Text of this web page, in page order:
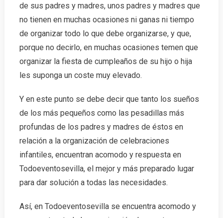
de sus padres y madres, unos padres y madres que
no tienen en muchas ocasiones ni ganas ni tiempo
de organizar todo lo que debe organizarse, y que,
porque no decirlo, en muchas ocasiones temen que
organizar la fiesta de cumpleaños de su hijo o hija
les suponga un coste muy elevado.
Y en este punto se debe decir que tanto los sueños
de los más pequeños como las pesadillas más
profundas de los padres y madres de éstos en
relación a la organización de celebraciones
infantiles, encuentran acomodo y respuesta en
Todoeventosevilla, el mejor y más preparado lugar
para dar solución a todas las necesidades.
Así, en Todoeventosevilla se encuentra acomodo y